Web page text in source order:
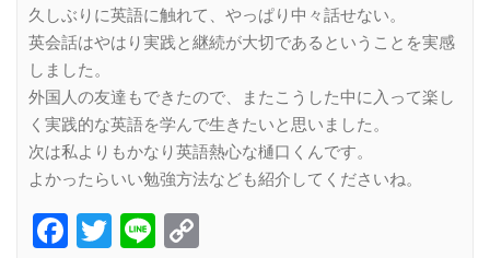
久しぶりに英語に触れて、やっぱり中々話せない。
英会話はやはり実践と継続が大切であるということを実感
しました。
外国人の友達もできたので、またこうした中に入って楽し
く実践的な英語を学んで生きたいと思いました。
次は私よりもかなり英語熱心な樋口くんです。
よかったらいい勉強方法なども紹介してくださいね。
Facebook
Twitter
Line